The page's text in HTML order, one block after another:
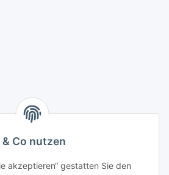
Co nutzen
akzeptieren“ gestatten Sie den